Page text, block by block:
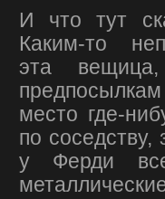
И что тут
Каким-то
эта
место где-
по соседству,
у Ферди